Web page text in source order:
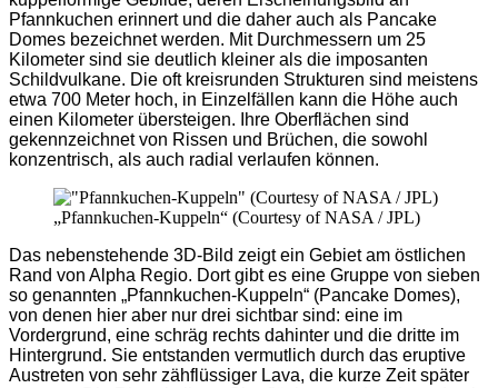
Pfannkuchen erinnert und die daher auch als Pancake
Domes bezeichnet werden. Mit Durchmessern um 25
Kilometer sind sie deutlich kleiner als die imposanten
Schildvulkane. Die oft kreisrunden Strukturen sind meistens
etwa 700 Meter hoch, in Einzelfällen kann die Höhe auch
einen Kilometer übersteigen. Ihre Oberflächen sind
gekennzeichnet von Rissen und Brüchen, die sowohl
konzentrisch, als auch radial verlaufen können.
„Pfannkuchen-Kuppeln“ (Courtesy of NASA / JPL)
Das nebenstehende 3D-Bild zeigt ein Gebiet am östlichen
Rand von Alpha Regio. Dort gibt es eine Gruppe von sieben
so genannten „Pfannkuchen-Kuppeln“ (Pancake Domes),
von denen hier aber nur drei sichtbar sind: eine im
Vordergrund, eine schräg rechts dahinter und die dritte im
Hintergrund. Sie entstanden vermutlich durch das eruptive
Austreten von sehr zähflüssiger Lava, die kurze Zeit später